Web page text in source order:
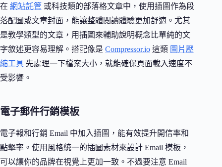
在 網站託管 或科技類的部落格文章中，使用插圖作為段
落配圖或文章封面，能讓整體閱讀體驗更加舒適。尤其
是教學類型的文章，用插圖來輔助說明概念比單純的文
字敘述更容易理解。搭配像是 Compressor.io 這類 圖片壓
縮工具 先處理一下檔案大小，就能確保頁面載入速度不
受影響。
電子郵件行銷模板
電子報和行銷 Email 中加入插圖，能有效提升開信率和
點擊率。使用風格統一的插圖素材來設計 Email 模板，
可以讓你的品牌在視覺上更加一致。不過要注意 Email